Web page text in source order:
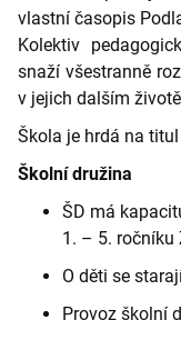
vlastní časopis
Kolektiv
snaží všestranně
v jejich dalším
Škola je hrdá na
Školní družina
ŠD má
1. – 5. ročníku
O děti se
Provoz školní